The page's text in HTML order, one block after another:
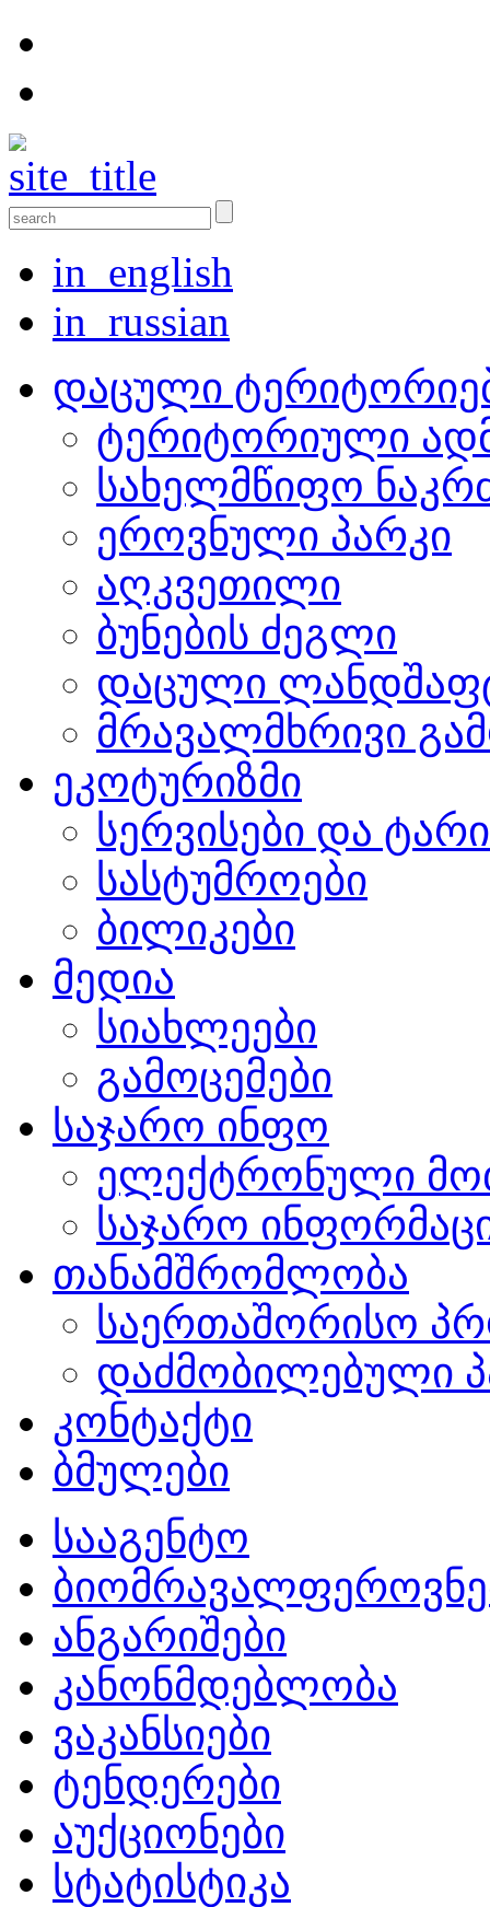
in_english
in_russian
დაცული
ტერიტორიული
სახელმწიფო
ეროვნული პარკი
აღკვეთილი
ბუნების ძეგლი
დაცული
მრავალმხრივი
ეკოტურიზმი
სერვისები და
სასტუმროები
ბილიკები
მედია
სიახლეები
გამოცემები
საჯარო ინფო
ელექტრონული
საჯარო
თანამშრომლობა
საერთაშორისო
დაძმობილებული
კონტაქტი
ბმულები
სააგენტო
ანგარიშები
კანონმდებლობა
ვაკანსიები
ტენდერები
აუქციონები
სტატისტიკა